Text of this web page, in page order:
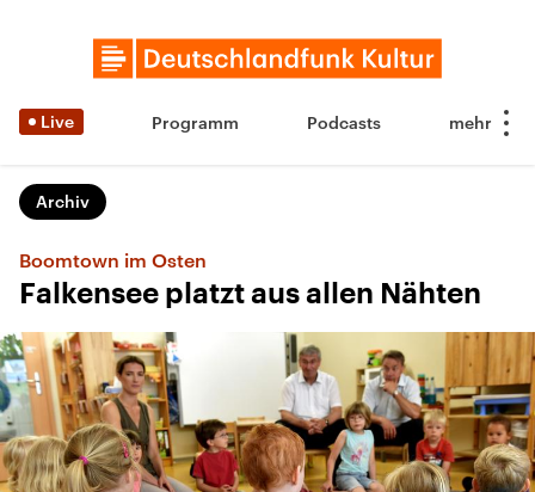
Live Programm Podcasts
Archiv
Boomtown im Osten
Falkensee platzt aus allen Nähten